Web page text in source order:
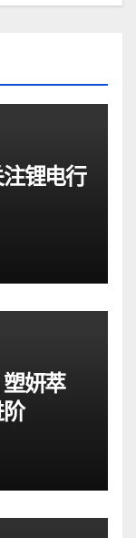
锂电行
妍萃